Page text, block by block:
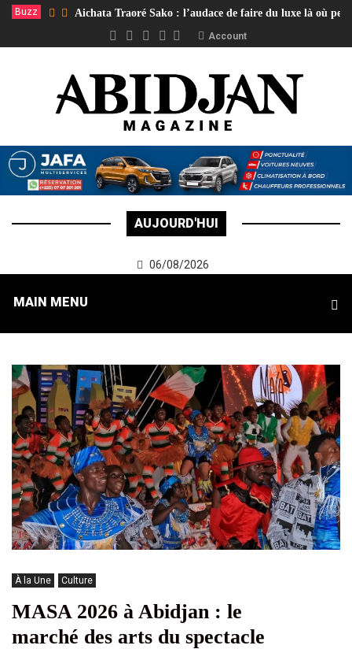
Buzz Aichata Traoré Sako : l’audace de faire du luxe là où
Account
AUJOURD'HUI
06/08/2026
MAIN MENU
À la Une Culture
MASA 2026 à Abidjan : le
marché des arts du spectacle